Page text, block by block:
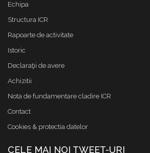
Echipa
Structura ICR
Rapoarte de activitate
Istoric
Declaraţii de avere
Achizitii
Nota de fundamentare cladire ICR
Contact
Cookies & protectia datelor
CELE MAI NOI TWEET-URI